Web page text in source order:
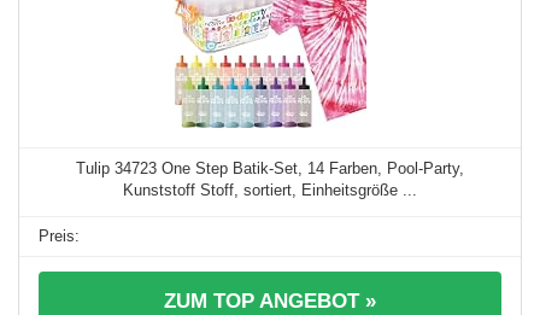
Tulip 34723 One Step Batik-Set, 14 Farben, Pool-Party,
Kunststoff Stoff, sortiert, Einheitsgröße ...
ZUM TOP ANGEBOT »